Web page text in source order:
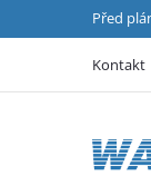
Přejít na obsahPřed
Kontakt